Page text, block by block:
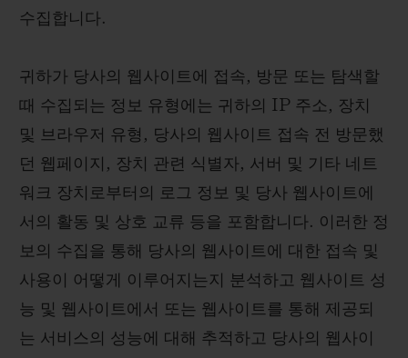
수집합니다.
귀하가 당사의 웹사이트에 접속, 방문 또는 탐색할
때 수집되는 정보 유형에는 귀하의 IP 주소, 장치
및 브라우저 유형, 당사의 웹사이트 접속 전 방문했
던 웹페이지, 장치 관련 식별자, 서버 및 기타 네트
워크 장치로부터의 로그 정보 및 당사 웹사이트에
서의 활동 및 상호 교류 등을 포함합니다. 이러한 정
보의 수집을 통해 당사의 웹사이트에 대한 접속 및
사용이 어떻게 이루어지는지 분석하고 웹사이트 성
능 및 웹사이트에서 또는 웹사이트를 통해 제공되
는 서비스의 성능에 대해 추적하고 당사의 웹사이